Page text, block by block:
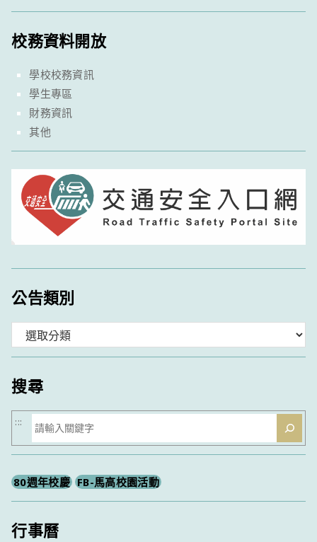
校務資料開放
學校校務資訊
學生專區
財務資訊
其他
公告類別
類
搜尋
搜
尋
:::
80週年校慶 FB-馬高校園活動
行事曆